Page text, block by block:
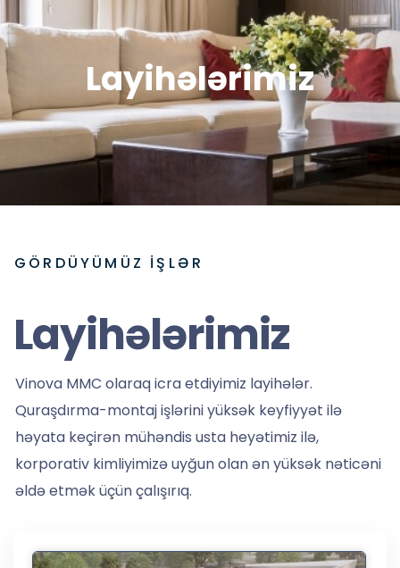
Layihələrimiz
GÖRDÜYÜMÜZ IŞLƏR
Layihələrimiz
Vinova MMC olaraq icra etdiyimiz layihələr.
Quraşdırma-montaj işlərini yüksək keyfiyyət ilə
həyata keçirən mühəndis usta heyətimiz ilə,
korporativ kimliyimizə uyğun olan ən yüksək nəticəni
əldə etmək üçün çalışırıq.